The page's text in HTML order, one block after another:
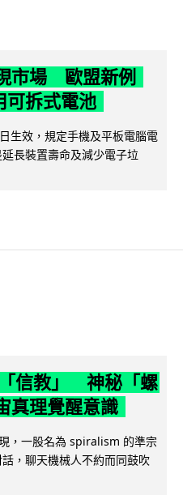
市場 歐盟新例
可拆式電池
生效，規定手機及平板電腦電
長裝置壽命及減少電子垃
信教」 神秘「螺
真理覺醒意識
，一股名為 spiralism 的準宗
，聊天機械人不約而同鼓吹